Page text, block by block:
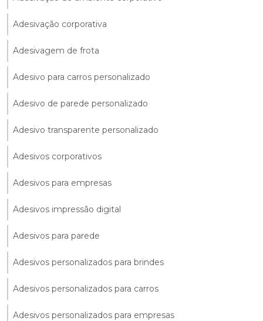
Adesivação corporativa
Adesivagem de frota
Adesivo para carros personalizado
Adesivo de parede personalizado
Adesivo transparente personalizado
Adesivos corporativos
Adesivos para empresas
Adesivos impressão digital
Adesivos para parede
Adesivos personalizados para brindes
Adesivos personalizados para carros
Adesivos personalizados para empresas